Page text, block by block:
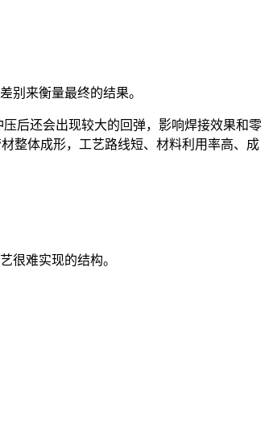
来衡量最终的结果。
后还会出现较大的回弹，影响焊接效果和零
整体成形，工艺路线短、材料利用率高、成
很难实现的结构。